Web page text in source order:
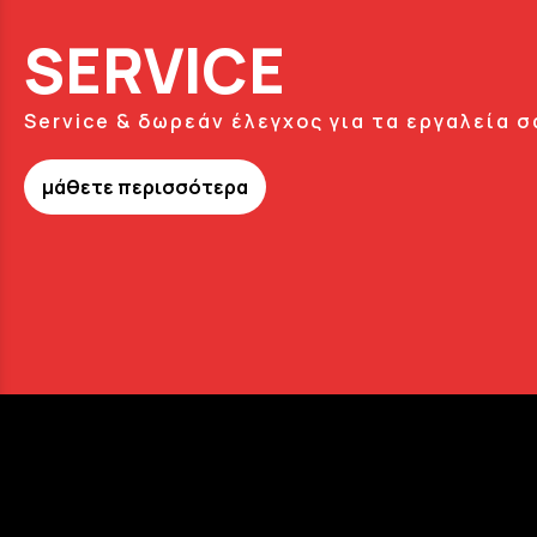
SERVICE
Service & δωρεάν έλεγχος για τα εργαλεία
μάθετε περισσότερα